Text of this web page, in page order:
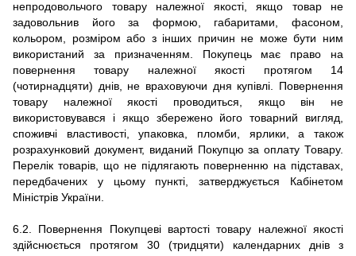
непродовольчого товару належної якості, якщо товар не
задовольнив його за формою, габаритами, фасоном,
кольором, розміром або з інших причин не може бути ним
використаний за призначенням. Покупець має право на
повернення товару належної якості протягом 14
(чотирнадцяти) днів, не враховуючи дня купівлі. Повернення
товару належної якості проводиться, якщо він не
використовувався і якщо збережено його товарний вигляд,
споживчі властивості, упаковка, пломби, ярлики, а також
розрахунковий документ, виданий Покупцю за оплату Товару.
Перелік товарів, що не підлягають поверненню на підставах,
передбачених у цьому пункті, затверджується Кабінетом
Міністрів України.
6.2. Повернення Покупцеві вартості товару належної якості
здійснюється протягом 30 (тридцяти) календарних днів з